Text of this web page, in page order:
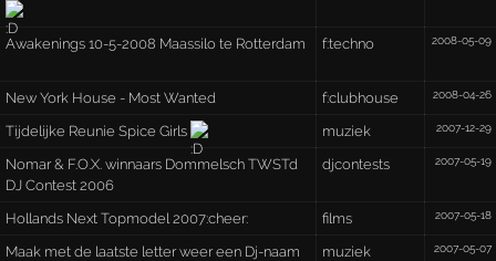
Awakenings 10-5-2008 Maassilo te Rotterdam f:techno 2008-05-09
New York House - Most Wanted f:clubhouse 2008-04-26
Tijdelijke Reunie Spice Girls muziek 2007-12-29
Nomar & F.O.X. winnaars Dommelsch TWSTd
DJ Contest 2006
djcontests 2007-05-19
Hollands Next Topmodel 2007:cheer: films 2007-05-18
Maak met de laatste letter weer een Dj-naam muziek 2007-05-07